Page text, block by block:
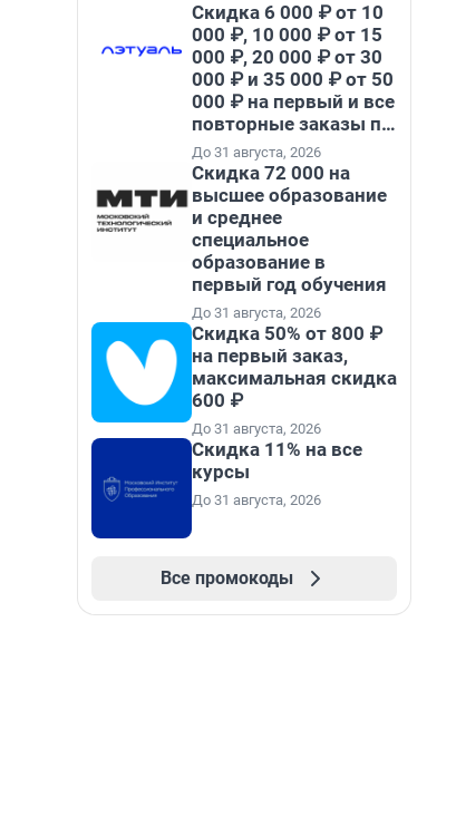
Скидка 6 000 ₽ от 10
000 ₽, 10 000 ₽ от 15
000 ₽, 20 000 ₽ от 30
000 ₽ и 35 000 ₽ от 50
000 ₽ на первый и все
повторные заказы по
промокоду НАБЕРИ
До 31 августа, 2026
Скидка 72 000 на
высшее образование
и среднее
специальное
образование в
первый год обучения
До 31 августа, 2026
Скидка 50% от 800 ₽
на первый заказ,
максимальная скидка
600 ₽
До 31 августа, 2026
Скидка 11% на все
курсы
До 31 августа, 2026
Все промокоды